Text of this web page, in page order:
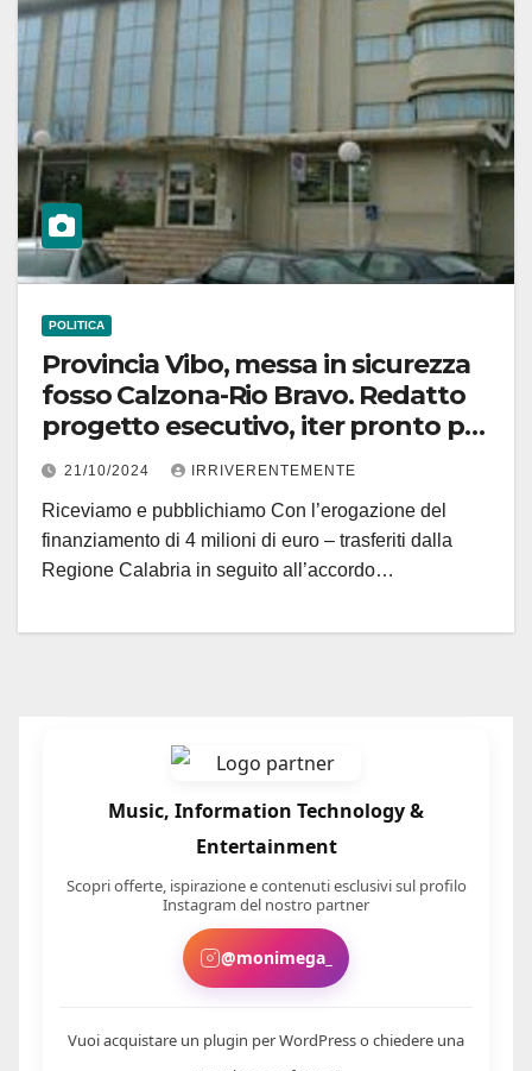
POLITICA
Provincia Vibo, messa in sicurezza
fosso Calzona-Rio Bravo. Redatto
progetto esecutivo, iter pronto per
arrivare ad appalto lavori
21/10/2024 IRRIVERENTEMENTE
Riceviamo e pubblichiamo Con l’erogazione del
finanziamento di 4 milioni di euro – trasferiti dalla
Regione Calabria in seguito all’accordo…
Music, Information Technology &
Entertainment
Scopri offerte, ispirazione e contenuti esclusivi sul profilo
Instagram del nostro partner
@monimega_
Vuoi acquistare un plugin per WordPress o chiedere una